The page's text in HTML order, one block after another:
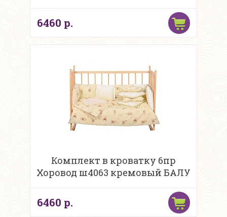
6460 р.
Комплект в кроватку 6пр
Хоровод ш4063 кремовый БАЛУ
6460 р.